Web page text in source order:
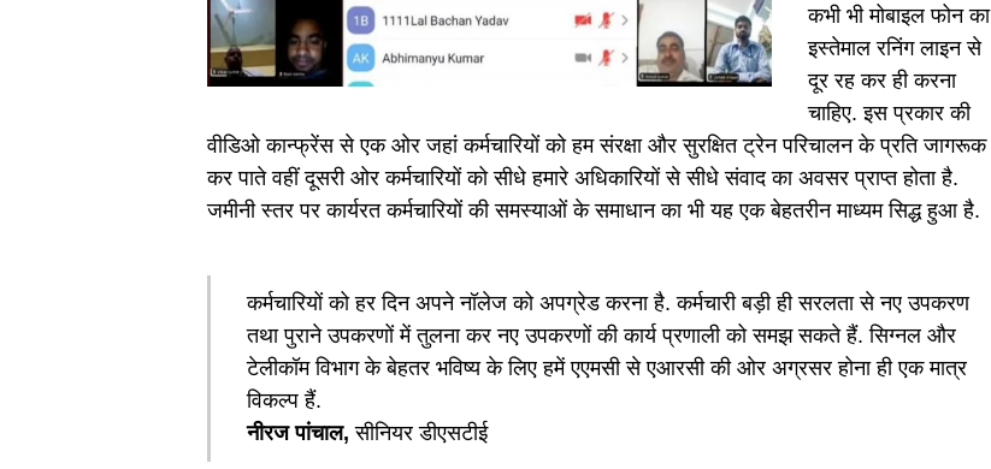
कभी भी मोबाइल फोन का
इस्तेमाल रनिंग लाइन से
दूर रह कर ही करना
चाहिए. इस प्रकार की
वीडिओ कान्फ्रेंस से एक ओर जहां कर्मचारियों को हम संरक्षा और सुरक्षित ट्रेन परिचालन के प्रति जागरूक
कर पाते वहीं दूसरी ओर कर्मचारियों को सीधे हमारे अधिकारियों से सीधे संवाद का अवसर प्राप्त होता है.
जमीनी स्तर पर कार्यरत कर्मचारियों की समस्याओं के समाधान का भी यह एक बेहतरीन माध्यम सिद्ध हुआ है.
कर्मचारियों को हर दिन अपने नॉलेज को अपग्रेड करना है. कर्मचारी बड़ी ही सरलता से नए उपकरण
तथा पुराने उपकरणों में तुलना कर नए उपकरणों की कार्य प्रणाली को समझ सकते हैं. सिग्नल और
टेलीकॉम विभाग के बेहतर भविष्य के लिए हमें एएमसी से एआरसी की ओर अग्रसर होना ही एक मात्र
विकल्प हैं.
नीरज पांचाल, सीनियर डीएसटीई